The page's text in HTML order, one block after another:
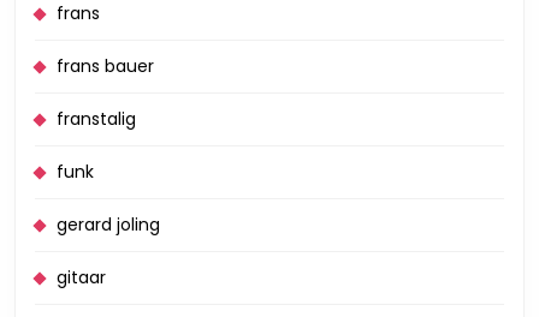
frans
frans bauer
franstalig
funk
gerard joling
gitaar